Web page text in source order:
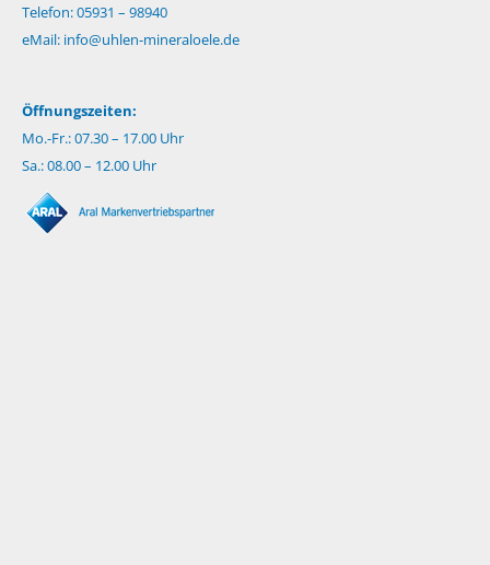
Telefon: 05931 – 98940
eMail: info@uhlen-mineraloele.de
Öffnungszeiten:
Mo.-Fr.: 07.30 – 17.00 Uhr
Sa.: 08.00 – 12.00 Uhr